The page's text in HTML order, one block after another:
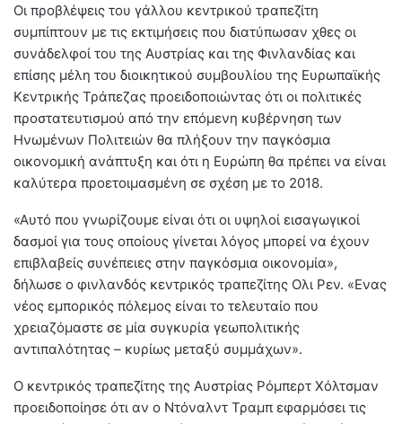
Οι προβλέψεις του γάλλου κεντρικού τραπεζίτη
συμπίπτουν με τις εκτιμήσεις που διατύπωσαν χθες οι
συνάδελφοί του της Αυστρίας και της Φινλανδίας και
επίσης μέλη του διοικητικού συμβουλίου της Ευρωπαϊκής
Κεντρικής Τράπεζας προειδοποιώντας ότι οι πολιτικές
προστατευτισμού από την επόμενη κυβέρνηση των
Ηνωμένων Πολιτειών θα πλήξουν την παγκόσμια
οικονομική ανάπτυξη και ότι η Ευρώπη θα πρέπει να είναι
καλύτερα προετοιμασμένη σε σχέση με το 2018.
«Αυτό που γνωρίζουμε είναι ότι οι υψηλοί εισαγωγικοί
δασμοί για τους οποίους γίνεται λόγος μπορεί να έχουν
επιβλαβείς συνέπειες στην παγκόσμια οικονομία»,
δήλωσε ο φινλανδός κεντρικός τραπεζίτης Ολι Ρεν. «Ενας
νέος εμπορικός πόλεμος είναι το τελευταίο που
χρειαζόμαστε σε μία συγκυρία γεωπολιτικής
αντιπαλότητας – κυρίως μεταξύ συμμάχων».
Ο κεντρικός τραπεζίτης της Αυστρίας Ρόμπερτ Χόλτσμαν
προειδοποίησε ότι αν ο Ντόναλντ Τραμπ εφαρμόσει τις